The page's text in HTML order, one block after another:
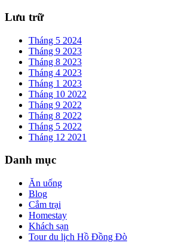
Lưu trữ
Tháng 5 2024
Tháng 9 2023
Tháng 8 2023
Tháng 4 2023
Tháng 1 2023
Tháng 10 2022
Tháng 9 2022
Tháng 8 2022
Tháng 5 2022
Tháng 12 2021
Danh mục
Ăn uống
Blog
Cắm trại
Homestay
Khách sạn
Tour du lịch Hồ Đồng Đò